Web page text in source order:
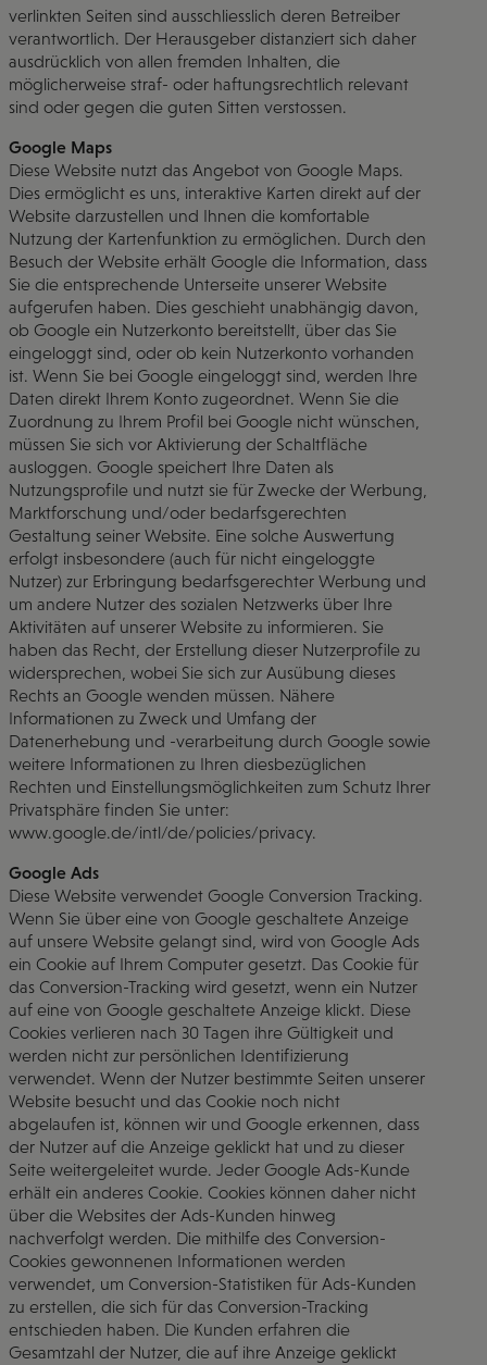
verlinkten Seiten sind ausschliesslich deren Betreiber
verantwortlich. Der Herausgeber distanziert sich daher
ausdrücklich von allen fremden Inhalten, die
möglicherweise straf- oder haftungsrechtlich relevant
sind oder gegen die guten Sitten verstossen.
Google Maps
Diese Website nutzt das Angebot von Google Maps.
Dies ermöglicht es uns, interaktive Karten direkt auf der
Website darzustellen und Ihnen die komfortable
Nutzung der Kartenfunktion zu ermöglichen. Durch den
Besuch der Website erhält Google die Information, dass
Sie die entsprechende Unterseite unserer Website
aufgerufen haben. Dies geschieht unabhängig davon,
ob Google ein Nutzerkonto bereitstellt, über das Sie
eingeloggt sind, oder ob kein Nutzerkonto vorhanden
ist. Wenn Sie bei Google eingeloggt sind, werden Ihre
Daten direkt Ihrem Konto zugeordnet. Wenn Sie die
Zuordnung zu Ihrem Profil bei Google nicht wünschen,
müssen Sie sich vor Aktivierung der Schaltfläche
ausloggen. Google speichert Ihre Daten als
Nutzungsprofile und nutzt sie für Zwecke der Werbung,
Marktforschung und/oder bedarfsgerechten
Gestaltung seiner Website. Eine solche Auswertung
erfolgt insbesondere (auch für nicht eingeloggte
Nutzer) zur Erbringung bedarfsgerechter Werbung und
um andere Nutzer des sozialen Netzwerks über Ihre
Aktivitäten auf unserer Website zu informieren. Sie
haben das Recht, der Erstellung dieser Nutzerprofile zu
widersprechen, wobei Sie sich zur Ausübung dieses
Rechts an Google wenden müssen. Nähere
Informationen zu Zweck und Umfang der
Datenerhebung und -verarbeitung durch Google sowie
weitere Informationen zu Ihren diesbezüglichen
Rechten und Einstellungsmöglichkeiten zum Schutz Ihrer
Privatsphäre finden Sie unter:
www.google.de/intl/de/policies/privacy.
Google Ads
Diese Website verwendet Google Conversion Tracking.
Wenn Sie über eine von Google geschaltete Anzeige
auf unsere Website gelangt sind, wird von Google Ads
ein Cookie auf Ihrem Computer gesetzt. Das Cookie für
das Conversion-Tracking wird gesetzt, wenn ein Nutzer
auf eine von Google geschaltete Anzeige klickt. Diese
Cookies verlieren nach 30 Tagen ihre Gültigkeit und
werden nicht zur persönlichen Identifizierung
verwendet. Wenn der Nutzer bestimmte Seiten unserer
Website besucht und das Cookie noch nicht
abgelaufen ist, können wir und Google erkennen, dass
der Nutzer auf die Anzeige geklickt hat und zu dieser
Seite weitergeleitet wurde. Jeder Google Ads-Kunde
erhält ein anderes Cookie. Cookies können daher nicht
über die Websites der Ads-Kunden hinweg
nachverfolgt werden. Die mithilfe des Conversion-
Cookies gewonnenen Informationen werden
verwendet, um Conversion-Statistiken für Ads-Kunden
zu erstellen, die sich für das Conversion-Tracking
entschieden haben. Die Kunden erfahren die
Gesamtzahl der Nutzer, die auf ihre Anzeige geklickt